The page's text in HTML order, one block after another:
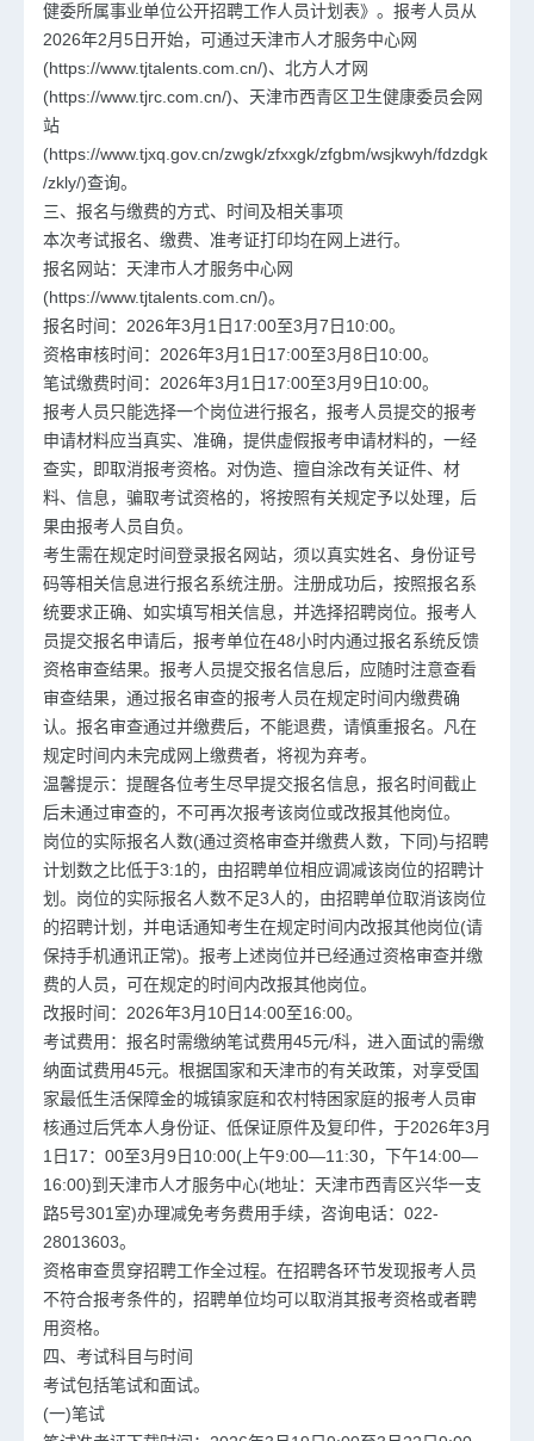
健委所属事业单位公开招聘工作人员计划表》。报考人员从
2026年2月5日开始，可通过天津市人才服务中心网
(https://www.tjtalents.com.cn/)、北方人才网
(https://www.tjrc.com.cn/)、天津市西青区卫生健康委员会网
站
(https://www.tjxq.gov.cn/zwgk/zfxxgk/zfgbm/wsjkwyh/fdzdgk
/zkly/)查询。
三、报名与缴费的方式、时间及相关事项
本次考试报名、缴费、准考证打印均在网上进行。
报名网站：天津市人才服务中心网
(https://www.tjtalents.com.cn/)。
报名时间：2026年3月1日17:00至3月7日10:00。
资格审核时间：2026年3月1日17:00至3月8日10:00。
笔试缴费时间：2026年3月1日17:00至3月9日10:00。
报考人员只能选择一个岗位进行报名，报考人员提交的报考
申请材料应当真实、准确，提供虚假报考申请材料的，一经
查实，即取消报考资格。对伪造、擅自涂改有关证件、材
料、信息，骗取考试资格的，将按照有关规定予以处理，后
果由报考人员自负。
考生需在规定时间登录报名网站，须以真实姓名、身份证号
码等相关信息进行报名系统注册。注册成功后，按照报名系
统要求正确、如实填写相关信息，并选择招聘岗位。报考人
员提交报名申请后，报考单位在48小时内通过报名系统反馈
资格审查结果。报考人员提交报名信息后，应随时注意查看
审查结果，通过报名审查的报考人员在规定时间内缴费确
认。报名审查通过并缴费后，不能退费，请慎重报名。凡在
规定时间内未完成网上缴费者，将视为弃考。
温馨提示：提醒各位考生尽早提交报名信息，报名时间截止
后未通过审查的，不可再次报考该岗位或改报其他岗位。
岗位的实际报名人数(通过资格审查并缴费人数，下同)与招聘
计划数之比低于3:1的，由招聘单位相应调减该岗位的招聘计
划。岗位的实际报名人数不足3人的，由招聘单位取消该岗位
的招聘计划，并电话通知考生在规定时间内改报其他岗位(请
保持手机通讯正常)。报考上述岗位并已经通过资格审查并缴
费的人员，可在规定的时间内改报其他岗位。
改报时间：2026年3月10日14:00至16:00。
考试费用：报名时需缴纳笔试费用45元/科，进入面试的需缴
纳面试费用45元。根据国家和天津市的有关政策，对享受国
家最低生活保障金的城镇家庭和农村特困家庭的报考人员审
核通过后凭本人身份证、低保证原件及复印件，于2026年3月
1日17：00至3月9日10:00(上午9:00—11:30，下午14:00—
16:00)到天津市人才服务中心(地址：天津市西青区兴华一支
路5号301室)办理减免考务费用手续，咨询电话：022-
28013603。
资格审查贯穿招聘工作全过程。在招聘各环节发现报考人员
不符合报考条件的，招聘单位均可以取消其报考资格或者聘
用资格。
四、考试科目与时间
考试包括笔试和面试。
(一)笔试